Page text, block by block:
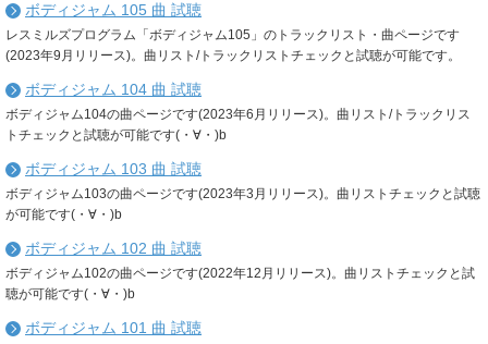
ボディジャム 105 曲 試聴
レスミルズプログラム「ボディジャム105」のトラックリスト・曲ページです
(2023年9月リリース)。曲リスト/トラックリストチェックと試聴が可能です。
ボディジャム 104 曲 試聴
ボディジャム104の曲ページです(2023年6月リリース)。曲リスト/トラックリス
トチェックと試聴が可能です(・∀・)b
ボディジャム 103 曲 試聴
ボディジャム103の曲ページです(2023年3月リリース)。曲リストチェックと試聴
が可能です(・∀・)b
ボディジャム 102 曲 試聴
ボディジャム102の曲ページです(2022年12月リリース)。曲リストチェックと試
聴が可能です(・∀・)b
ボディジャム 101 曲 試聴